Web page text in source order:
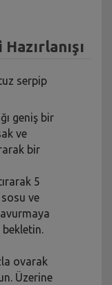
serpip
geniş bir
ve
bir
5
ve
ovarak
Üzerine